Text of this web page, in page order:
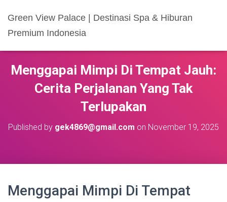
Green View Palace | Destinasi Spa & Hiburan
Premium Indonesia
Menggapai Mimpi Di Tempat Jauh:
Cerita Perjalanan Yang Tak
Terlupakan
Published by gek4869@gmail.com on November 19, 2025
Menggapai Mimpi Di Tempat